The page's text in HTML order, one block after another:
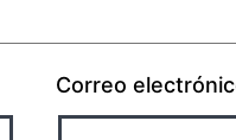
Correo